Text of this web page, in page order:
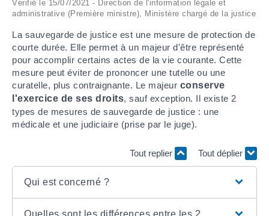
Vérifié le 15/07/2021 - Direction de l'information légale et
administrative (Première ministre), Ministère chargé de la justice
La sauvegarde de justice est une mesure de protection de
courte durée. Elle permet à un majeur d'être représenté
pour accomplir certains actes de la vie courante. Cette
mesure peut éviter de prononcer une tutelle ou une
curatelle, plus contraignante. Le majeur conserve
l'exercice de ses droits, sauf exception. Il existe 2
types de mesures de sauvegarde de justice : une
médicale et une judiciaire (prise par le juge).
Tout replier Tout déplier
Qui est concerné ?
Quelles sont les différences entre les 2
DÉLIBÉRATIONS